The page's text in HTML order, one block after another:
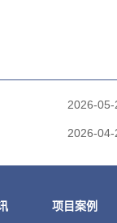
2026-05-
2026-04-
项目案例